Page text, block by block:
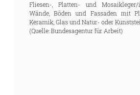
Fliesen-, Platten- und
Wände, Böden und Fassaden mit
Keramik, Glas und Natur- oder
(Quelle: Bundesagentur für Arbeit)